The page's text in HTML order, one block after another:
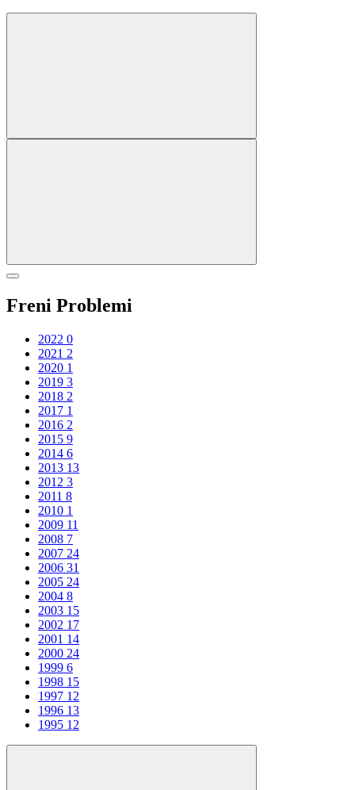
Freni Problemi
2022 0
2021 2
2020 1
2019 3
2018 2
2017 1
2016 2
2015 9
2014 6
2013 13
2012 3
2011 8
2010 1
2009 11
2008 7
2007 24
2006 31
2005 24
2004 8
2003 15
2002 17
2001 14
2000 24
1999 6
1998 15
1997 12
1996 13
1995 12